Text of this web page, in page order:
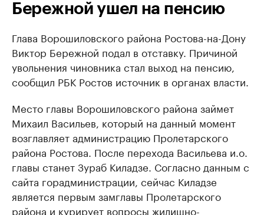
Бережной ушел на пенсию
Глава Ворошиловского района Ростова-на-Дону
Виктор Бережной подал в отставку. Причиной
увольнения чиновника стал выход на пенсию,
сообщил РБК Ростов источник в органах власти.
Место главы Ворошиловского района займет
Михаил Васильев, который на данный момент
возглавляет администрацию Пролетарского
района Ростова. После перехода Васильева и.о.
главы станет Зураб Киладзе. Согласно данным с
сайта горадминистрации, сейчас Киладзе
является первым замглавы Пролетарского
района и курирует вопросы жилищно-